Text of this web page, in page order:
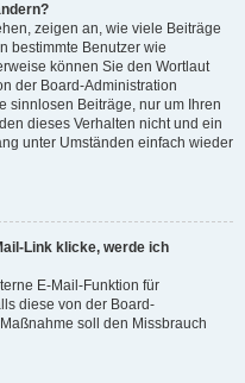
zeigen an, wie viele Beiträge
bestimmte Benutzer wie
können Sie den Wortlaut
der Board-Administration
sinnlosen Beiträge, nur um Ihren
dieses Verhalten nicht und ein
unter Umständen einfach wieder
Link klicke, werde ich
E-Mail-Funktion für
diese von der Board-
soll den Missbrauch